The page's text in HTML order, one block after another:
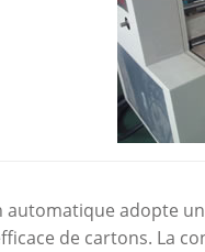
automatique adopte
de cartons. La